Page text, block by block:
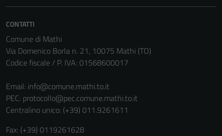
CONTATTI
Comune di Mathi
Via Domenico Borla n. 21, 10075 Mathi (TO)
Codice fiscale / P. IVA: 01568600017
Email: info@comune.mathi.to.it
PEC: protocollo@pec.comune.mathi.to.it
Centralino unico: (+39) 011.9261611
Fax: (+39) 0119261628